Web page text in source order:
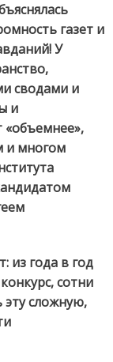
газет и
У
сводами и
и
«объемнее»,
и многом
из года в год
сотни
сложную,